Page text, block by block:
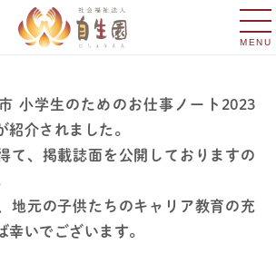
MENU
小学生のためのお仕事ノート2023
紹介されました。
て、掲載誌面を公開しておりますの
地元の子供たちのキャリア教育の充
幸いでございます。